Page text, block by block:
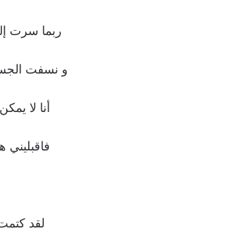
ربما سرت
و نسفت
أنا لا
لقد